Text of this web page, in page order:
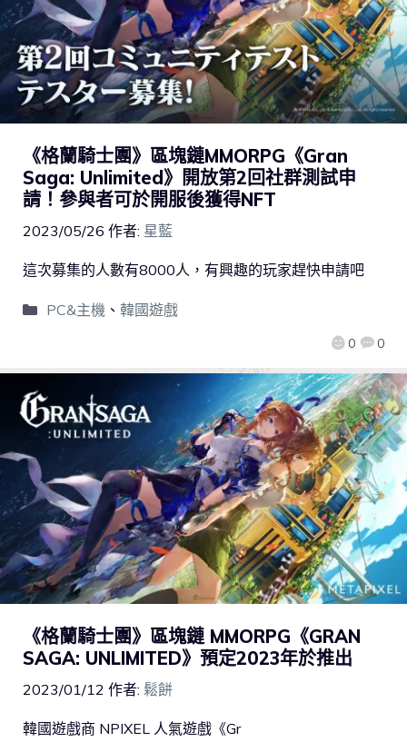
《格蘭騎士團》區塊鏈MMORPG《Gran
Saga: Unlimited》開放第2回社群測試申
請！參與者可於開服後獲得NFT
2023/05/26 作者: 星藍
0 0
這次募集的人數有8000人，有興趣的玩家趕快申請吧
PC&主機、 韓國遊戲
《格蘭騎士團》區塊鏈 MMORPG《GRAN
SAGA: UNLIMITED》預定2023年於推出
2023/01/12 作者: 鬆餅
韓國遊戲商 NPIXEL 人氣遊戲《Gr